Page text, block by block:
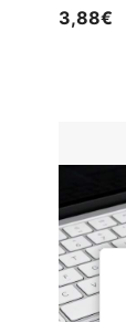
3,88€